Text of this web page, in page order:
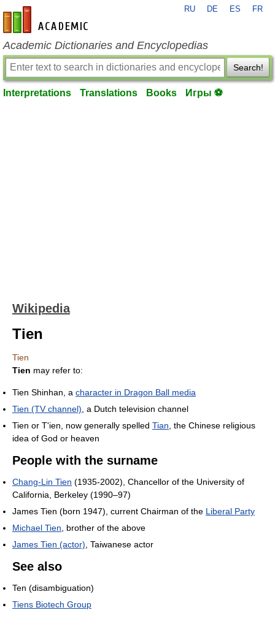
en-academic.com
RU DE ES FR
Academic Dictionaries and Encyclopedias
Search!
Interpretations Translations Books Игры ⚽
Wikipedia
Tien
Tien
Tien may refer to:
Tien Shinhan, a character in Dragon Ball media
Tien (TV channel) , a Dutch television channel
Tien or T'ien, now generally spelled Tian , the Chinese religious
idea of God or heaven
People with the surname
Chang-Lin Tien (1935-2002), Chancellor of the University of
California, Berkeley (1990–97)
James Tien (born 1947), current Chairman of the Liberal Party
Michael Tien , brother of the above
James Tien (actor) , Taiwanese actor
See also
Ten (disambiguation)
Tiens Biotech Group